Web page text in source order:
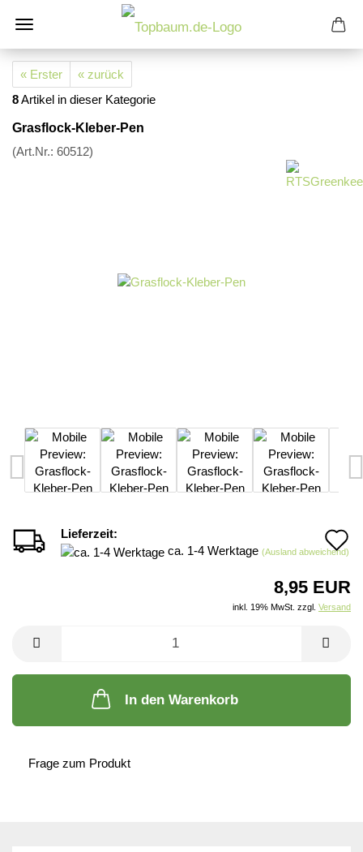
« Erster
« zurück
8Artikel in dieser Kategorie
Grasflock-Kleber-Pen
(Art.Nr.: 60512)
Lieferzeit:
ca. 1-4 Werktage (Ausland abweichend)
8,95 EUR
inkl. 19% MwSt. zzgl. Versand
In den Warenkorb
Frage zum Produkt